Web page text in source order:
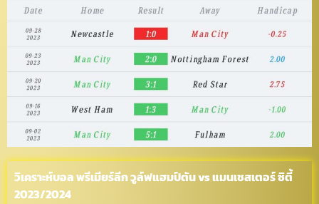
วิเคราะห์บอล พรีเมียร์ลีก วูล์ฟแฮมป์ตัน vs แมนเชสเตอร์ ซิตี้
2023/2024